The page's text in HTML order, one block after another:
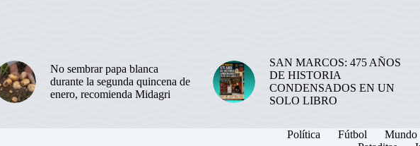
No sembrar papa blanca
durante la segunda quincena de
enero, recomienda Midagri
SAN MARCOS: 475 AÑOS
DE HISTORIA
CONDENSADOS EN UN
SOLO LIBRO
Política Fútbol Mundo